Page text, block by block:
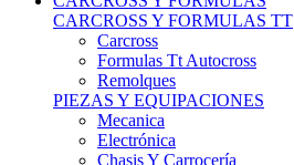
CARCROSS Y FORMULAS TT
Carcross
Formulas Tt Autocross
Remolques
PIEZAS Y EQUIPACIONES
Mecanica
Electrónica
Chasis Y Carrocería